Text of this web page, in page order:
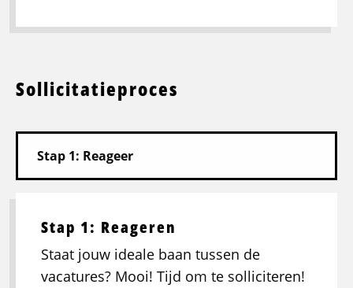
Sollicitatieproces
Stap 1: Reageren
Staat jouw ideale baan tussen de
vacatures? Mooi! Tijd om te solliciteren!